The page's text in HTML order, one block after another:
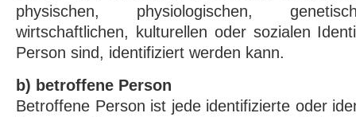
physischen, physiologischen,
wirtschaftlichen, kulturellen oder sozialen
Person sind, identifiziert werden kann.
b) betroffene Person
Betroffene Person ist jede identifizierte oder